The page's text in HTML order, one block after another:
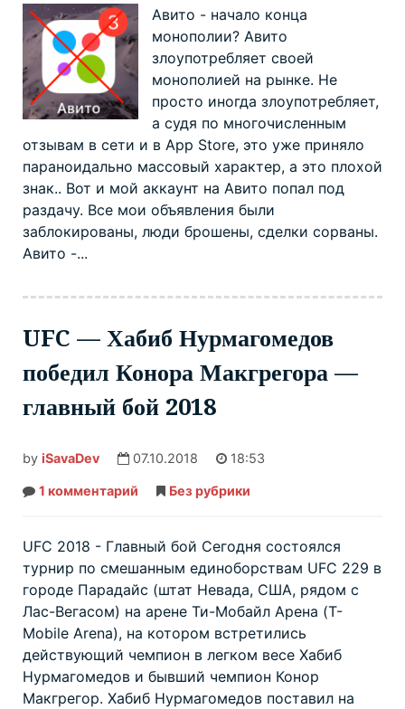
аккаунт
заблокирован
или
требуется
проверка
Авито - начало конца
монополии? Авито
злоупотребляет своей
монополией на рынке. Не
просто иногда злоупотребляет,
а судя по многочисленным
отзывам в сети и в App Store, это уже приняло
параноидально массовый характер, а это плохой
знак.. Вот и мой аккаунт на Авито попал под
раздачу. Все мои объявления были
заблокированы, люди брошены, сделки сорваны.
Авито -...
UFC — Хабиб Нурмагомедов
победил Конора Макгрегора —
главный бой 2018
by iSavaDev 07.10.2018 18:53
1 комментарий
Хабиб
Нурмагомедов
победил
Конора
Макгрегора
главный
бой
2018
Без рубрики
UFC 2018 - Главный бой Сегодня состоялся
турнир по смешанным единоборствам UFC 229 в
городе Парадайс (штат Невада, США, рядом с
Лас-Вегасом) на арене Ти-Мобайл Арена (T-
Mobile Arena), на котором встретились
действующий чемпион в легком весе Хабиб
Нурмагомедов и бывший чемпион Конор
Макгрегор. Хабиб Нурмагомедов поставил на